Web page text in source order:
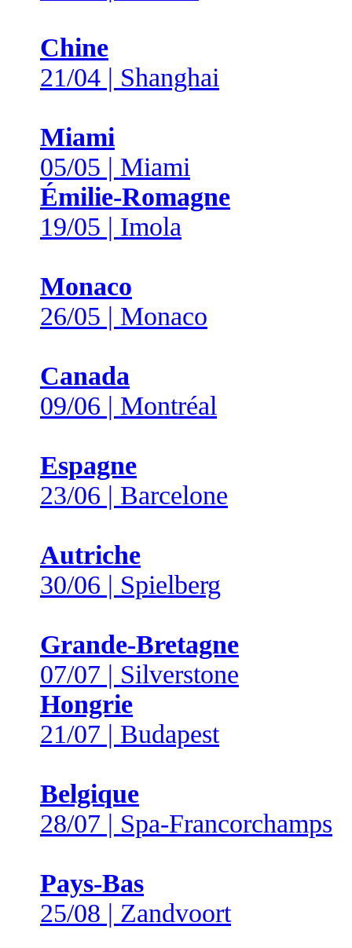
Chine
21/04 | Shanghai
Miami
05/05 | Miami
Émilie-Romagne
19/05 | Imola
Monaco
26/05 | Monaco
Canada
09/06 | Montréal
Espagne
23/06 | Barcelone
Autriche
30/06 | Spielberg
Grande-Bretagne
07/07 | Silverstone
Hongrie
21/07 | Budapest
Belgique
28/07 | Spa-Francorchamps
Pays-Bas
25/08 | Zandvoort